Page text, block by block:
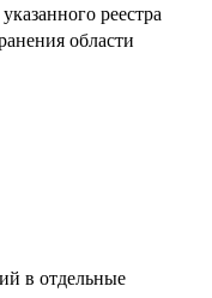
реестра
области
в отдельные